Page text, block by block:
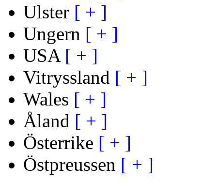
Ulster [ + ]
Ungern [ + ]
USA [ + ]
Vitryssland [ + ]
Wales [ + ]
Åland [ + ]
Österrike [ + ]
Östpreussen [ + ]